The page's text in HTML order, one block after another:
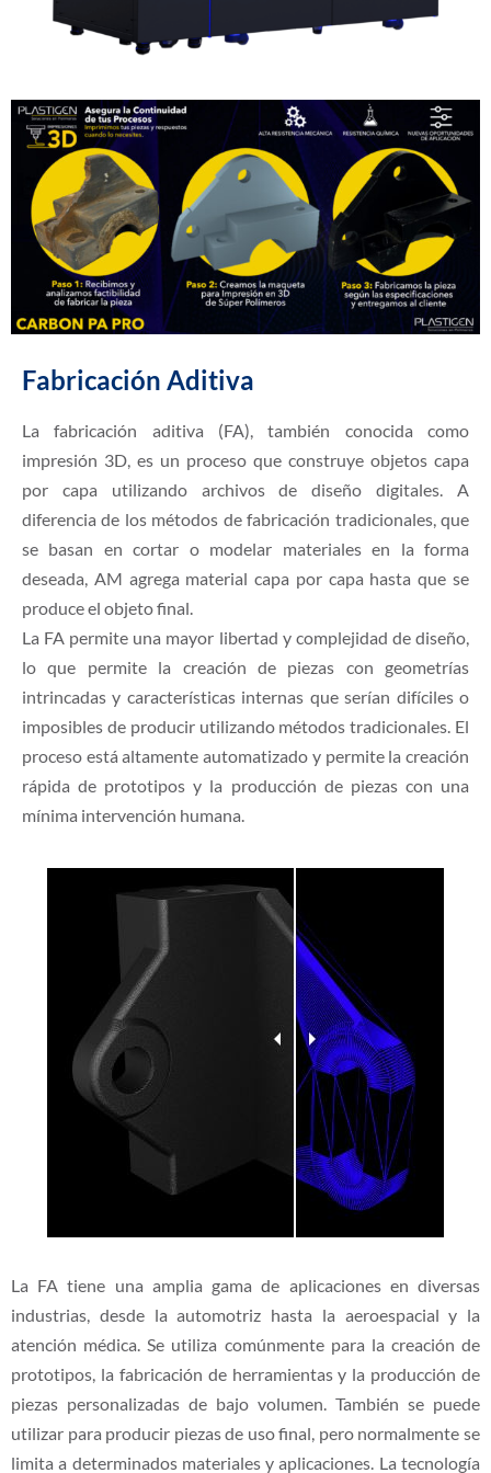
Fabricación Aditiva
La fabricación aditiva (FA), también conocida como
impresión 3D, es un proceso que construye objetos capa
por capa utilizando archivos de diseño digitales. A
diferencia de los métodos de fabricación tradicionales, que
se basan en cortar o modelar materiales en la forma
deseada, AM agrega material capa por capa hasta que se
produce el objeto final.
La FA permite una mayor libertad y complejidad de diseño,
lo que permite la creación de piezas con geometrías
intrincadas y características internas que serían difíciles o
imposibles de producir utilizando métodos tradicionales. El
proceso está altamente automatizado y permite la creación
rápida de prototipos y la producción de piezas con una
mínima intervención humana.
La FA tiene una amplia gama de aplicaciones en diversas
industrias, desde la automotriz hasta la aeroespacial y la
atención médica. Se utiliza comúnmente para la creación de
prototipos, la fabricación de herramientas y la producción de
piezas personalizadas de bajo volumen. También se puede
utilizar para producir piezas de uso final, pero normalmente se
limita a determinados materiales y aplicaciones. La tecnología